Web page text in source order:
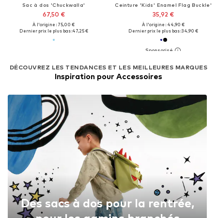
Sac à dos 'Chuckwalla'
67,50 €
À l'origine : 75,00 €
Dernier prix le plus bas :47,25 €
Ceinture 'Kids' Enamel Flag Buckle'
35,92 €
À l'origine : 44,90 €
Dernier prix le plus bas :34,90 €
DÉCOUVREZ LES TENDANCES ET LES MEILLEURES MARQUES
Inspiration pour Accessoires
Des sacs à dos pour la rentrée,